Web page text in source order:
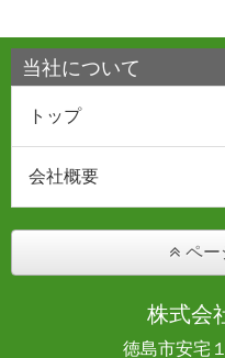
当社について
トップ
会社概要
ペー
株式会
徳島市安宅